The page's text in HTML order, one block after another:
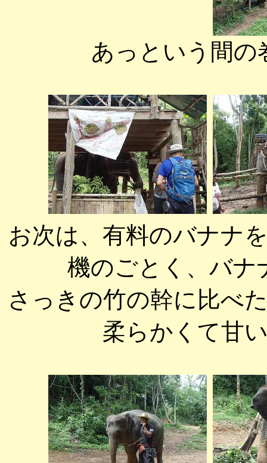
あっという間の
お次は、有料のバナナ
機のごとく、バナ
さっきの竹の幹に比べ
柔らかくて甘